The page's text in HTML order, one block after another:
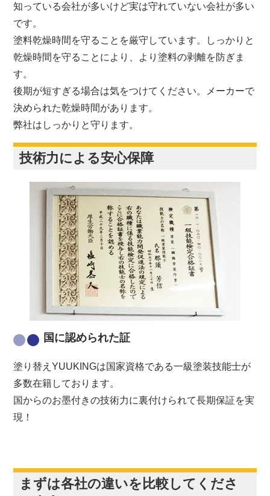
知っている会社が多いけど実は守れていない会社が多い
です。
塗料乾燥時間を守ることを厳守しています。しっかりと
乾燥時間を守ることにより、より塗料の剥離を防ぎま
す。
後期が短すぎる場合は気をつけてください。メーカーで
決められた乾燥時間があります。
弊社はしっかりと守ります。
技術力による安心保障
国に認められた証
塗り替えYUUKINGは国家資格である一級塗装技能士が
多数在籍しております。
国からのお墨付きの技術力に裏付けられて長期保証を実
現！
まずは各社の違いを比較してくださ